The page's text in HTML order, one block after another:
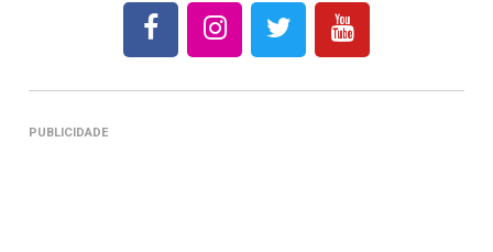
PUBLICIDADE